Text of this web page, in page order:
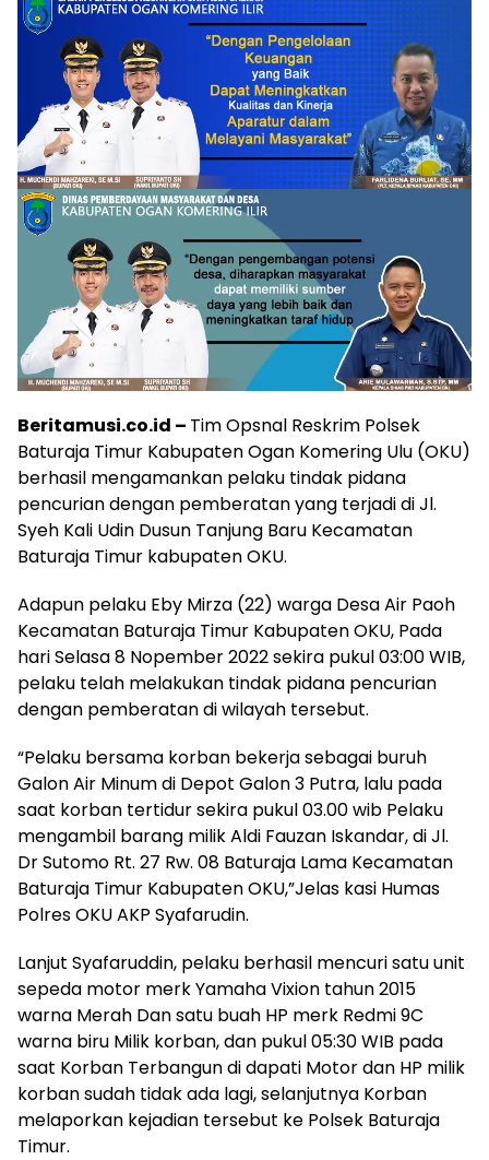
Beritamusi.co.id – Tim Opsnal Reskrim Polsek
Baturaja Timur Kabupaten Ogan Komering Ulu (OKU)
berhasil mengamankan pelaku tindak pidana
pencurian dengan pemberatan yang terjadi di Jl.
Syeh Kali Udin Dusun Tanjung Baru Kecamatan
Baturaja Timur kabupaten OKU.
Adapun pelaku Eby Mirza (22) warga Desa Air Paoh
Kecamatan Baturaja Timur Kabupaten OKU, Pada
hari Selasa 8 Nopember 2022 sekira pukul 03:00 WIB,
pelaku telah melakukan tindak pidana pencurian
dengan pemberatan di wilayah tersebut.
“Pelaku bersama korban bekerja sebagai buruh
Galon Air Minum di Depot Galon 3 Putra, lalu pada
saat korban tertidur sekira pukul 03.00 wib Pelaku
mengambil barang milik Aldi Fauzan Iskandar, di Jl.
Dr Sutomo Rt. 27 Rw. 08 Baturaja Lama Kecamatan
Baturaja Timur Kabupaten OKU,”Jelas kasi Humas
Polres OKU AKP Syafarudin.
Lanjut Syafaruddin, pelaku berhasil mencuri satu unit
sepeda motor merk Yamaha Vixion tahun 2015
warna Merah Dan satu buah HP merk Redmi 9C
warna biru Milik korban, dan pukul 05:30 WIB pada
saat Korban Terbangun di dapati Motor dan HP milik
korban sudah tidak ada lagi, selanjutnya Korban
melaporkan kejadian tersebut ke Polsek Baturaja
Timur.